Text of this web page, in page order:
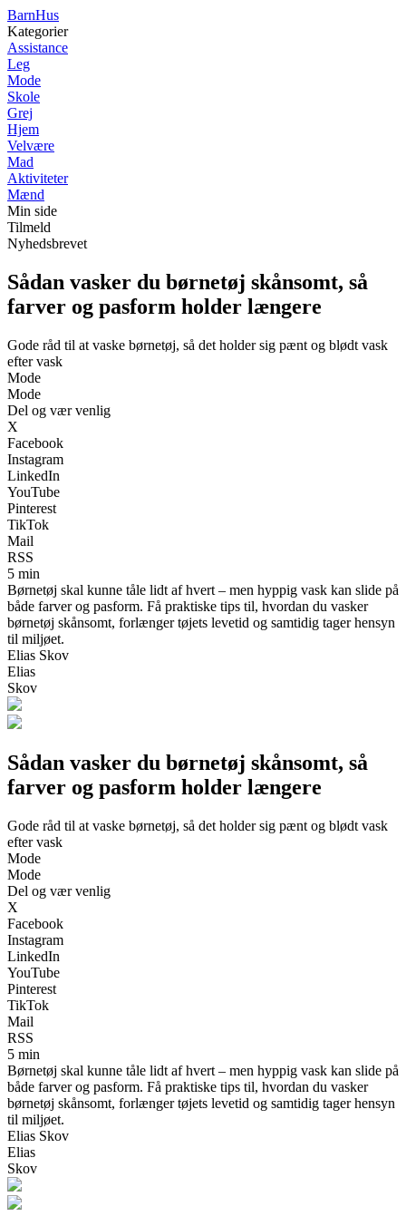
BarnHus
Kategorier
Assistance
Leg
Mode
Skole
Grej
Hjem
Velvære
Mad
Aktiviteter
Mænd
Min side
Tilmeld
Nyhedsbrevet
Sådan vasker du børnetøj skånsomt, så
farver og pasform holder længere
Gode råd til at vaske børnetøj, så det holder sig pænt og blødt vask
efter vask
Mode
Mode
Del og vær venlig
X
Facebook
Instagram
LinkedIn
YouTube
Pinterest
TikTok
Mail
RSS
5 min
Børnetøj skal kunne tåle lidt af hvert – men hyppig vask kan slide på
både farver og pasform. Få praktiske tips til, hvordan du vasker
børnetøj skånsomt, forlænger tøjets levetid og samtidig tager hensyn
til miljøet.
Elias Skov
Elias
Skov
Sådan vasker du børnetøj skånsomt, så
farver og pasform holder længere
Gode råd til at vaske børnetøj, så det holder sig pænt og blødt vask
efter vask
Mode
Mode
Del og vær venlig
X
Facebook
Instagram
LinkedIn
YouTube
Pinterest
TikTok
Mail
RSS
5 min
Børnetøj skal kunne tåle lidt af hvert – men hyppig vask kan slide på
både farver og pasform. Få praktiske tips til, hvordan du vasker
børnetøj skånsomt, forlænger tøjets levetid og samtidig tager hensyn
til miljøet.
Elias Skov
Elias
Skov